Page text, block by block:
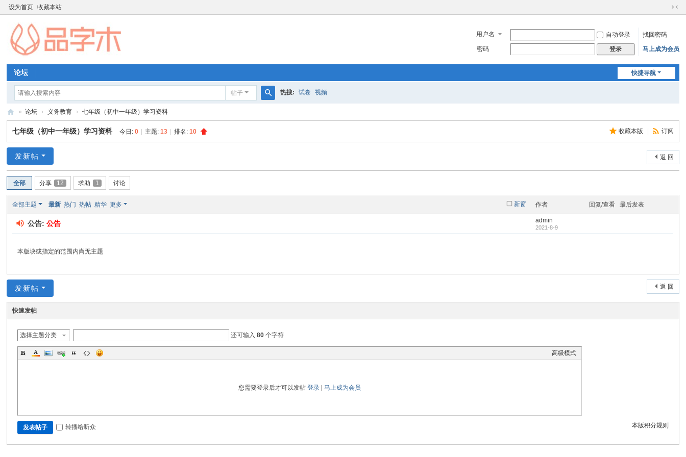
设为首页 收藏本站
切
窄
版
用户名 自动登录
找回密码
密码
登录 马上成为会员
快捷导航
论坛
帖子
索
热搜: 试卷 视频
品
字
教
育
资
源
» 论坛 › 义务教育 › 七年级（初中一年级）学习资料
收藏本版 订阅
七年级（初中一年级）学习资料 今日:0 主题:13 排名:10
返 回
发新帖
全部 分享 12 求助 1 讨论
新窗
全部主题 最新 热门 热帖 精华 更多 作者 回复/查看 最后发表
公告:公告 admin
2021-8-9
本版块或指定的范围内尚无主题
返 回
发新帖
快速发帖
选择主题分类 还可输入80 个字符
高级模式
您需要登录后才可以发帖 登录| 马上成为会员
本版积分规则
发表帖子 转播给听众